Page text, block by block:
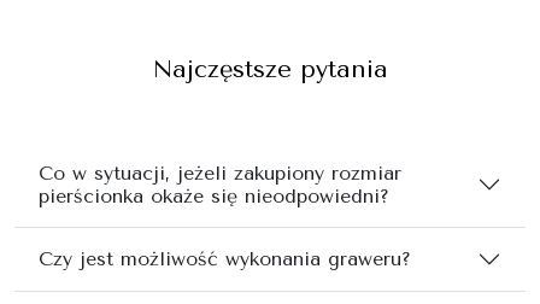
Najczęstsze pytania
Co w sytuacji, jeżeli zakupiony rozmiar
pierścionka okaże się nieodpowiedni?
Czy jest możliwość wykonania graweru?